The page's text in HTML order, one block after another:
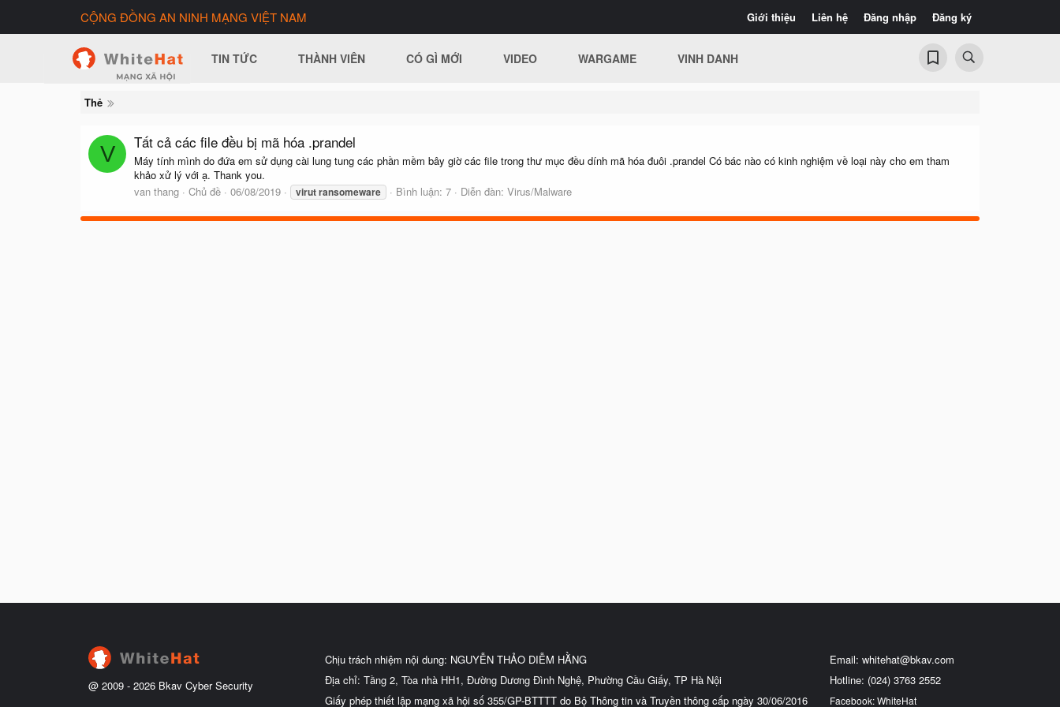
Giới thiệu Liên hệ Đăng nhập Đăng ký
CỘNG ĐỒNG AN NINH MẠNG VIỆT NAM
TIN TỨC THÀNH VIÊN CÓ GÌ MỚI VIDEO WARGAME VINH DANH
Thẻ
V Tất cả các file đều bị mã hóa .prandel
Máy tính mình do đứa em sử dụng cài lung tung các phần mềm bây giờ các file trong thư mục đều dính mã hóa đuôi .prandel Có bác nào có kinh nghiệm về loại này cho em tham
khảo xử lý với ạ. Thank you.
van thang
Chủ đề 06/08/2019 virutransomeware Bình luận: 7 Diễn đàn: Virus/Malware
@ 2009 - 2026 Bkav Cyber Security
Chịu trách nhiệm nội dung: NGUYỄN THẢO DIỄM HẰNG
Địa chỉ: Tầng 2, Tòa nhà HH1, Đường Dương Đình Nghệ, Phường Cầu Giấy, TP Hà Nội
Giấy phép thiết lập mạng xã hội số 355/GP-BTTTT do Bộ Thông tin và Truyền thông cấp ngày 30/06/2016
Email: whitehat@bkav.com
Hotline: (024) 3763 2552
Facebook: WhiteHat